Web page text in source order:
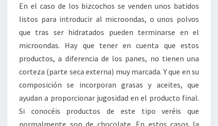
En el caso de los bizcochos se venden unos batidos
listos para introducir al microondas, o unos polvos
que tras ser hidratados pueden terminarse en el
microondas. Hay que tener en cuenta que estos
productos, a diferencia de los panes, no tienen una
corteza (parte seca externa) muy marcada. Y que en su
composición se incorporan grasas y aceites, que
ayudan a proporcionar jugosidad en el producto final.
Si conocéis productos de este tipo veréis que
normalmente son de chocolate. En estos casos la